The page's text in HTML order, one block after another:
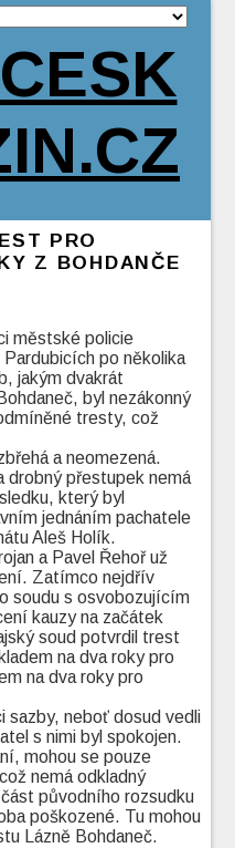
PRO
Z BOHDANČE
městské policie
po několika
jakým dvakrát
byl nezákonný
tresty, což
a neomezená.
drobný přestupek nemá
který byl
jednáním pachatele
Aleš Holík.
a Pavel Řehoř už
Zatímco nejdřív
soudu s osvobozujícím
kauzy na začátek
soud potvrdil trest
na dva roky pro
na dva roky pro
sazby, neboť dosud vedli
s nimi byl spokojen.
mohou se pouze
nemá odkladný
původního rozsudku
poškozené. Tu mohou
Lázně Bohdaneč.